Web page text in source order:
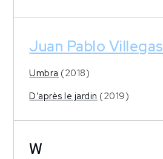
Juan Pablo Villegas
Umbra (2018)
D’après le jardin (2019)
W